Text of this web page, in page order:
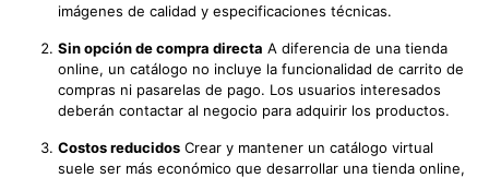
imágenes de calidad y especificaciones técnicas.
Sin opción de compra directa A diferencia de una tienda
online, un catálogo no incluye la funcionalidad de carrito de
compras ni pasarelas de pago. Los usuarios interesados
deberán contactar al negocio para adquirir los productos.
Costos reducidos Crear y mantener un catálogo virtual
suele ser más económico que desarrollar una tienda online,